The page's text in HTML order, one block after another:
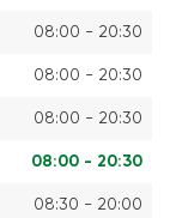
08:00 - 20:30
08:00 - 20:30
08:00 - 20:30
08:00 - 20:30
08:30 - 20:00